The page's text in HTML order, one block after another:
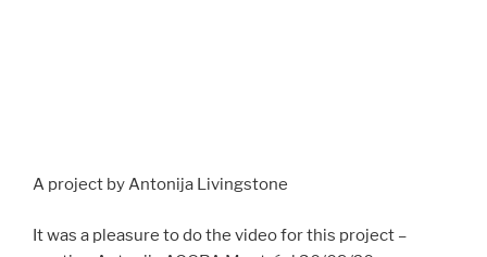
A project by Antonija Livingstone
It was a pleasure to do the video for this project –